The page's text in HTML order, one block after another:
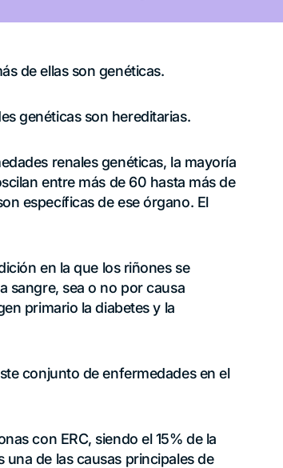
de ellas son genéticas.
genéticas son hereditarias.
renales genéticas, la mayoría
entre más de 60 hasta más de
específicas de ese órgano. El
en la que los riñones se
sangre, sea o no por causa
primario la diabetes y la
conjunto de enfermedades en el
con ERC, siendo el 15% de la
de las causas principales de